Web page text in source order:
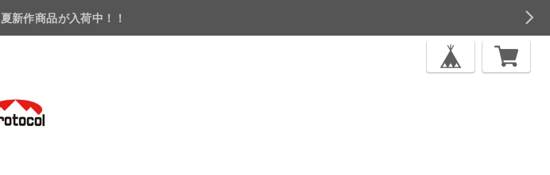
新作商品が入荷中！！